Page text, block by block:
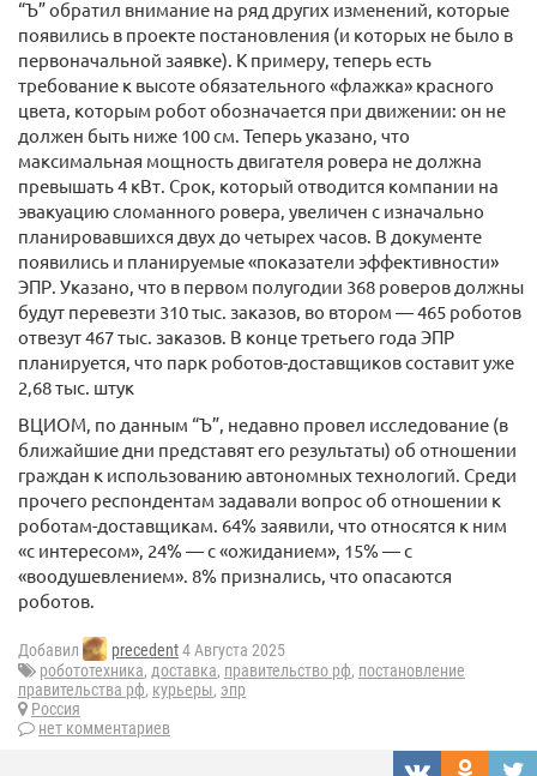
“Ъ” обратил внимание на ряд других изменений, которые
появились в проекте постановления (и которых не было в
первоначальной заявке). К примеру, теперь есть
требование к высоте обязательного «флажка» красного
цвета, которым робот обозначается при движении: он не
должен быть ниже 100 см. Теперь указано, что
максимальная мощность двигателя ровера не должна
превышать 4 кВт. Срок, который отводится компании на
эвакуацию сломанного ровера, увеличен с изначально
планировавшихся двух до четырех часов. В документе
появились и планируемые «показатели эффективности»
ЭПР. Указано, что в первом полугодии 368 роверов должны
будут перевезти 310 тыс. заказов, во втором — 465 роботов
отвезут 467 тыс. заказов. В конце третьего года ЭПР
планируется, что парк роботов-доставщиков составит уже
2,68 тыс. штук
ВЦИОМ, по данным “Ъ”, недавно провел исследование (в
ближайшие дни представят его результаты) об отношении
граждан к использованию автономных технологий. Среди
прочего респондентам задавали вопрос об отношении к
роботам-доставщикам. 64% заявили, что относятся к ним
«с интересом», 24% — с «ожиданием», 15% — с
«воодушевлением». 8% признались, что опасаются
роботов.
Добавил precedent4 Августа 2025
робототехника, доставка, правительство рф, постановление
правительства рф, курьеры, эпр
Россия
нет комментариев